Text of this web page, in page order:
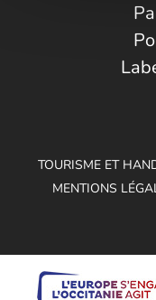
TOURISME ET
MENTIONS